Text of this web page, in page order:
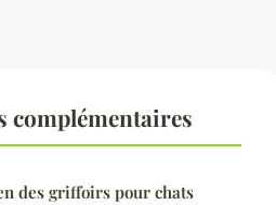
complémentaires
des griffoirs pour chats